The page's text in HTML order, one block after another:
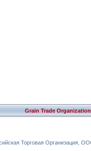
Grain Trade Organization